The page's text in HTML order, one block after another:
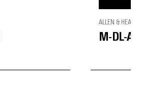
ALLEN & HEATH
M-DL-